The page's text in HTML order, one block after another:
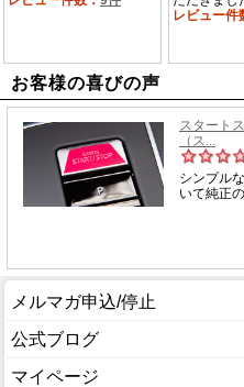
お客様の喜びの声
メルマガ申込/停止
公式ブログ
マイページ